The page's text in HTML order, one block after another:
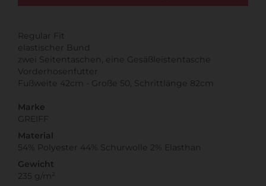
Regular Fit
elastischer Bund
zwei Seitentaschen, eine Gesäßleistentasche
Vorderhosenfutter
Fußweite 42cm - Große 50, Schrittlänge 82cm
Marke
GREIFF
Material
54% Polyester 44% Schurwolle 2% Elasthan
Gewicht
235 g/m²